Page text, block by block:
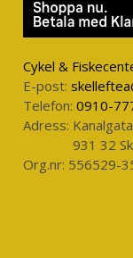
Cykel &
E-post:
Telefon: 0910-
Adress:
931 32
Org.nr: 556529-